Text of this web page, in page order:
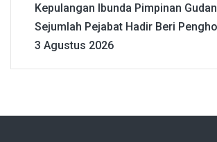
Kepulangan Ibunda Pimpinan
Sejumlah Pejabat Hadir Beri
3 Agustus 2026